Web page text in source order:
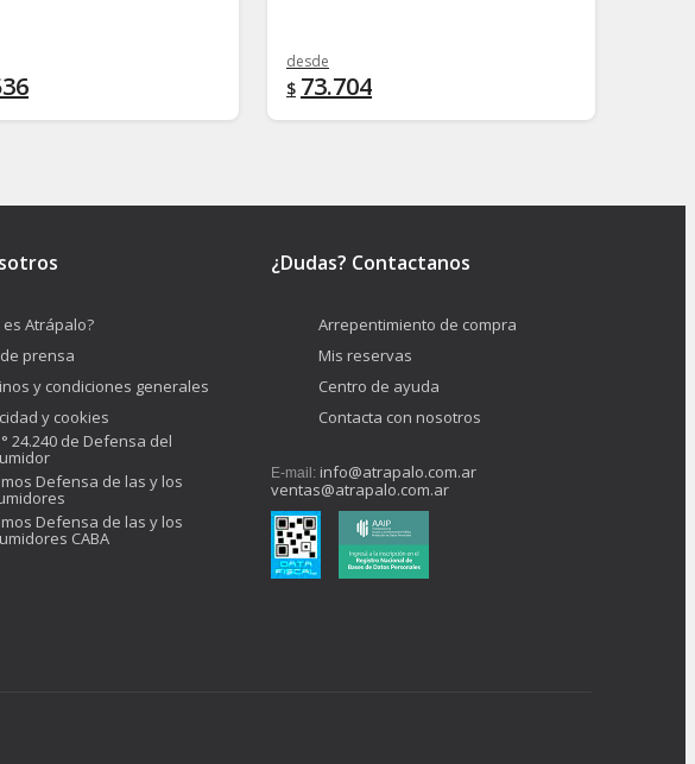
desde
$ 73.704
es Atrápalo?
prensa
y condiciones generales
y cookies
24.240 de Defensa del
Defensa de las y los
Defensa de las y los
CABA
¿Dudas? Contactanos
Arrepentimiento de compra
Mis reservas
Centro de ayuda
Contacta con nosotros
E-mail: info@atrapalo.com.ar
ventas@atrapalo.com.ar